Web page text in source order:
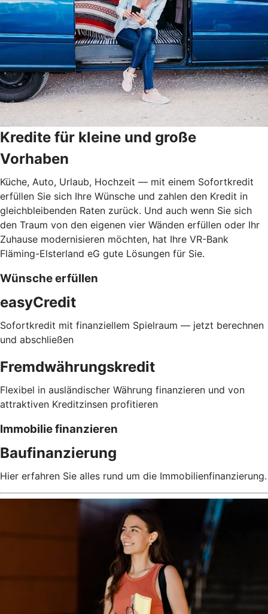
Kredite für kleine und große
Vorhaben
Küche, Auto, Urlaub, Hochzeit — mit einem Sofortkredit
erfüllen Sie sich Ihre Wünsche und zahlen den Kredit in
gleichbleibenden Raten zurück. Und auch wenn Sie sich
den Traum von den eigenen vier Wänden erfüllen oder Ihr
Zuhause modernisieren möchten, hat Ihre VR-Bank
Fläming-Elsterland eG gute Lösungen für Sie.
Wünsche erfüllen
easyCredit
Sofortkredit mit finanziellem Spielraum — jetzt berechnen
und abschließen
Fremdwährungskredit
Flexibel in ausländischer Währung finanzieren und von
attraktiven Kreditzinsen profitieren
Immobilie finanzieren
Baufinanzierung
Hier erfahren Sie alles rund um die Immobilienfinanzierung.